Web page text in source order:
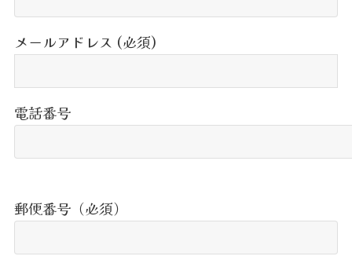
メールアドレス (必須)
電話番号
郵便番号（必須）